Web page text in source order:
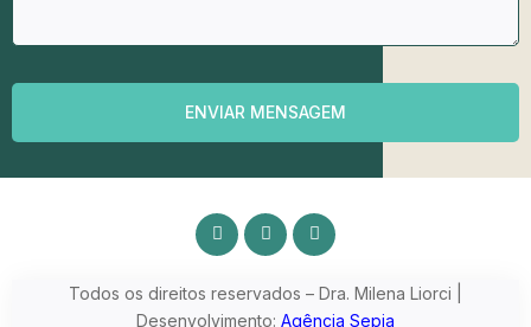
ENVIAR MENSAGEM
Todos os direitos reservados – Dra. Milena Liorci |
Desenvolvimento: Agência Sepia